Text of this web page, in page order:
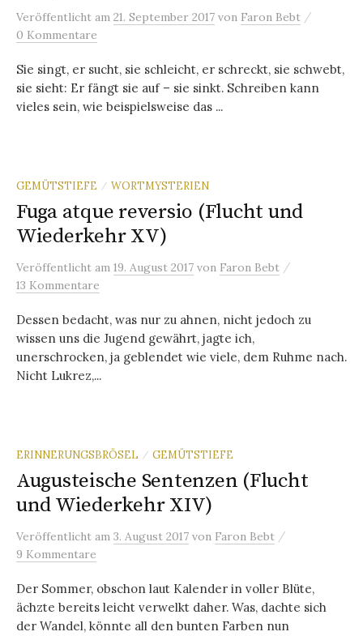
Veröffentlicht am 21. September 2017 von Faron Bebt /
0 Kommentare
Sie singt, er sucht, sie schleicht, er schreckt, sie schwebt,
sie sieht: Er fängt sie auf – sie sinkt. Schreiben kann
vieles sein, wie beispielsweise das ...
GEMÜTSTIEFE / WORTMYSTERIEN
Fuga atque reversio (Flucht und
Wiederkehr XV)
Veröffentlicht am 19. August 2017 von Faron Bebt /
13 Kommentare
Dessen bedacht, was nur zu ahnen, nicht jedoch zu
wissen uns die Jugend gewährt, jagte ich,
unerschrocken, ja geblendet wie viele, dem Ruhme nach.
Nicht Lukrez,...
ERINNERUNGSBRÖSEL / GEMÜTSTIEFE
Augusteische Sentenzen (Flucht
und Wiederkehr XIV)
Veröffentlicht am 3. August 2017 von Faron Bebt /
9 Kommentare
Der Sommer, obschon laut Kalender in voller Blüte,
ächzte bereits leicht verwelkt daher. Was, dachte sich
der Wandel, könnte all den bunten Farben nun